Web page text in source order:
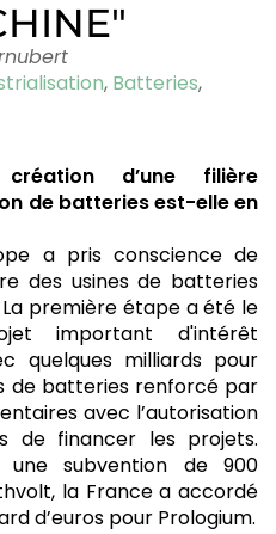
, Batteries,
d’une filière
de batteries est-elle en
a pris conscience de
des usines de batteries
La première étape a été le
important d'intérêt
quelques milliards pour
de batteries renforcé par
avec l’autorisation
de financer les projets.
une subvention de 900
la France a accordé
d’euros pour Prologium.